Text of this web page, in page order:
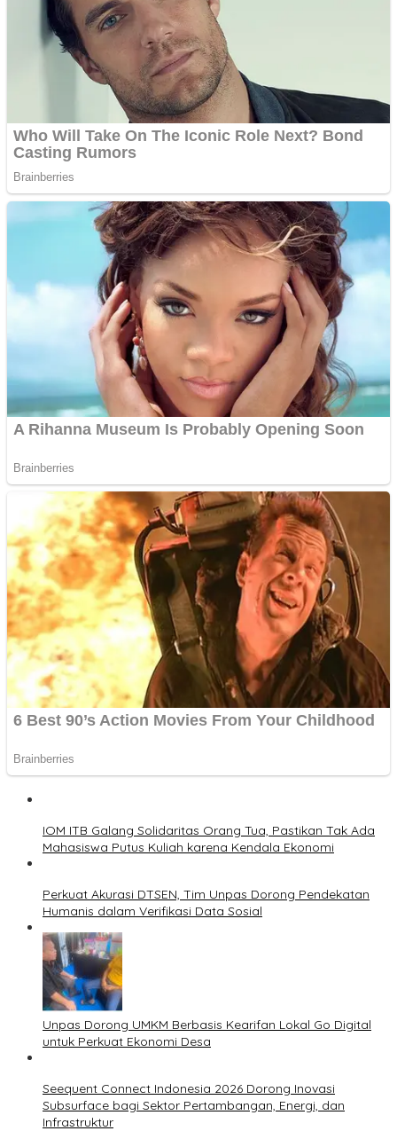
IOM ITB Galang Solidaritas Orang Tua, Pastikan Tak Ada
Mahasiswa Putus Kuliah karena Kendala Ekonomi
Perkuat Akurasi DTSEN, Tim Unpas Dorong Pendekatan
Humanis dalam Verifikasi Data Sosial
Unpas Dorong UMKM Berbasis Kearifan Lokal Go Digital
untuk Perkuat Ekonomi Desa
Seequent Connect Indonesia 2026 Dorong Inovasi
Subsurface bagi Sektor Pertambangan, Energi, dan
Infrastruktur